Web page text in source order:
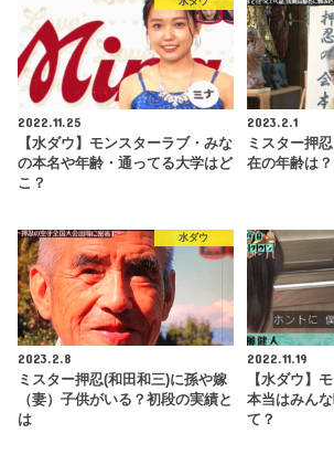
2022.11.25
【水ダウ】モンスターラブ・みな
の本名や年齢・通ってる大学はど
こ？
2023.2.1
ミスター押
在の年齢は？
水ダウ
2023.2.8
ミスター押忍(和田和三)に孫や嫁
（妻）子供がいる？初段の実績と
は
2022.11.19
【水ダウ】
本当はみん
て？